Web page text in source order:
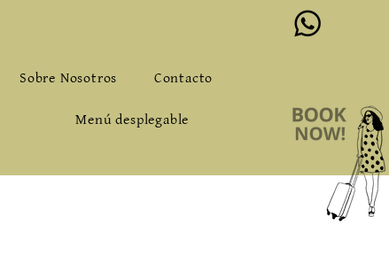
Sobre Nosotros Contacto
Menú desplegable